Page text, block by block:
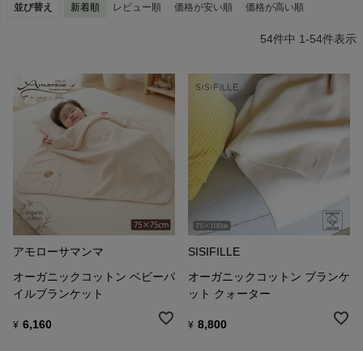
並び替え 新着順 レビュー順 価格が安い順 価格が高い順
54件中 1-54件表示
アモローサマンマ
オーガニックコットン ベビーパ
イルブランケット
¥ 6,160
SISIFILLE
オーガニックコットン ブランケ
ット クォーター
¥ 8,800